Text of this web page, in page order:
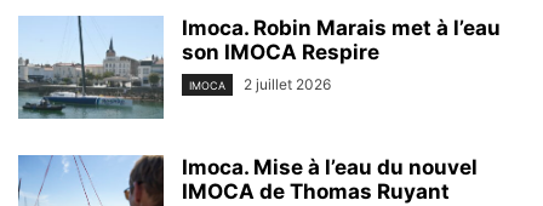
Imoca. Robin Marais met à l’eau
son IMOCA Respire
IMOCA 2 juillet 2026
Imoca. Mise à l’eau du nouvel
IMOCA de Thomas Ruyant